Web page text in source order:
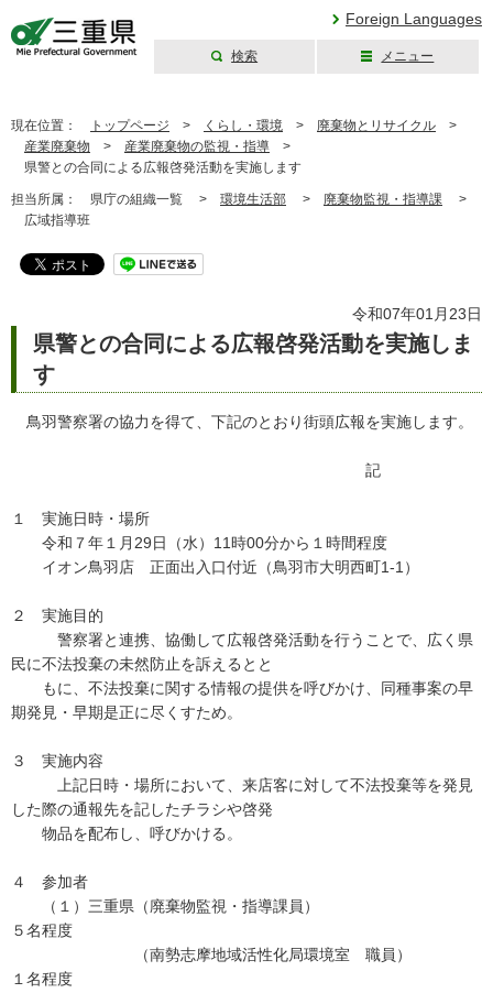
Foreign Languages
検索 メニュー
現在位置： トップページ > くらし・環境 > 廃棄物とリサイクル >
産業廃棄物 > 産業廃棄物の監視・指導 >
県警との合同による広報啓発活動を実施します
担当所属： 県庁の組織一覧 > 環境生活部 > 廃棄物監視・指導課 >
広域指導班
令和07年01月23日
県警との合同による広報啓発活動を実施しま
す
鳥羽警察署の協力を得て、下記のとおり街頭広報を実施します。
記
１ 実施日時・場所
令和７年１月29日（水）11時00分から１時間程度
イオン鳥羽店 正面出入口付近（鳥羽市大明西町1-1）
２ 実施目的
警察署と連携、協働して広報啓発活動を行うことで、広く県
民に不法投棄の未然防止を訴えるとと
もに、不法投棄に関する情報の提供を呼びかけ、同種事案の早
期発見・早期是正に尽くすため。
３ 実施内容
上記日時・場所において、来店客に対して不法投棄等を発見
した際の通報先を記したチラシや啓発
物品を配布し、呼びかける。
４ 参加者
（１）三重県（廃棄物監視・指導課員）
５名程度
（南勢志摩地域活性化局環境室 職員）
１名程度